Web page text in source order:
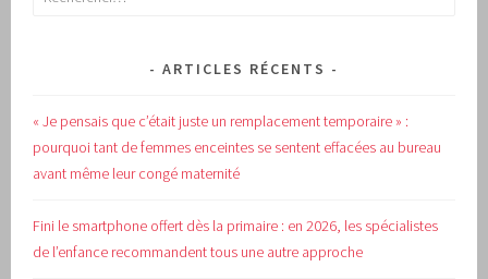
ARTICLES RÉCENTS
« Je pensais que c’était juste un remplacement temporaire » :
pourquoi tant de femmes enceintes se sentent effacées au bureau
avant même leur congé maternité
Fini le smartphone offert dès la primaire : en 2026, les spécialistes
de l’enfance recommandent tous une autre approche